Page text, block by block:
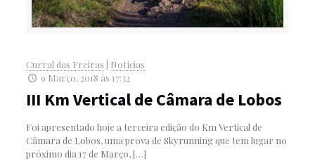
Curral das Freiras
Notícias
9 Março, 2018 às 17:32
III Km Vertical de Câmara de Lobos
Foi apresentado hoje a terceira edição do Km Vertical de
Câmara de Lobos, uma prova de Skyrunning que tem lugar no
próximo dia 17 de Março,[…]